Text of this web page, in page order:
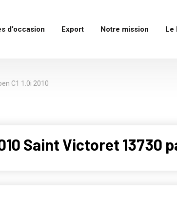
d’occasion Export Notre mission Le
C1 1.0i 2010
Saint Victoret 13730